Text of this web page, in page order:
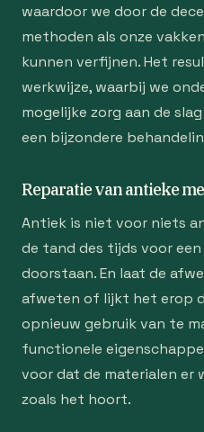
waardoor we door de
methoden als onze
kunnen verfijnen. Het
werkwijze, waarbij we
mogelijke zorg aan de
een bijzondere
Reparatie van antieke
Antiek is niet voor niets
de tand des tijds voor
doorstaan. En laat de
afweten of lijkt het erop
opnieuw gebruik van te
functionele
voor dat de materialen er
zoals het hoort.